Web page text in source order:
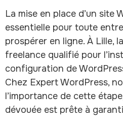
La mise en place d’un site
essentielle pour toute
prospérer en ligne. À Lille,
freelance qualifié pour
configuration de
Chez Expert WordPress,
l’importance de cette
dévouée est prête à